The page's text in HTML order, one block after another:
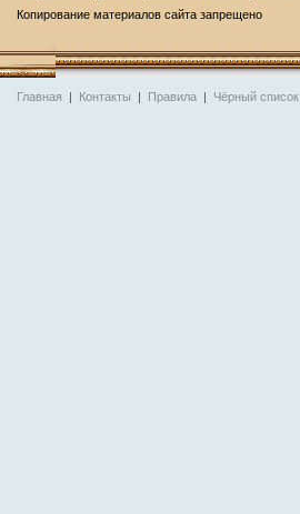
Копирование материалов сайта запрещено
Главная | Контакты | Правила | Чёрный список